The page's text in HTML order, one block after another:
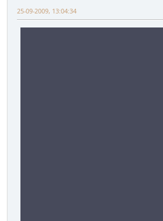
25-09-2009, 13:04:34